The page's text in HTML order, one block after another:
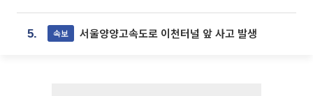
5. 속보 서울양양고속도로 이천터널 앞 사고 발생